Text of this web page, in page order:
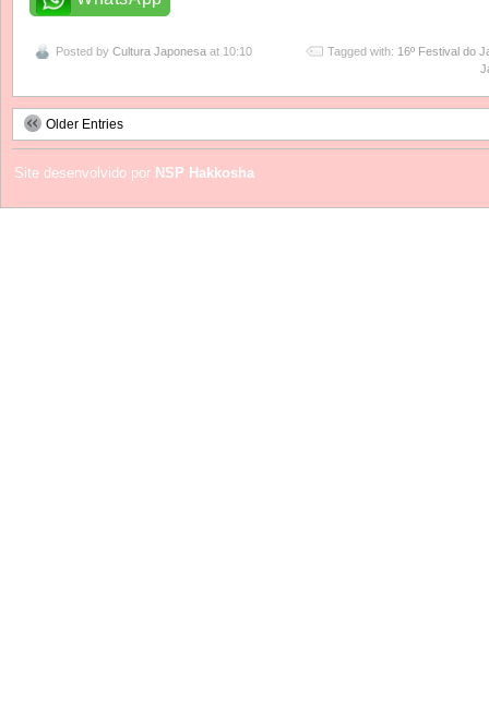
Posted by Cultura Japonesa at 10:10 Tagged with: 16º Festival do
Older Entries
Site desenvolvido por NSP Hakkosha